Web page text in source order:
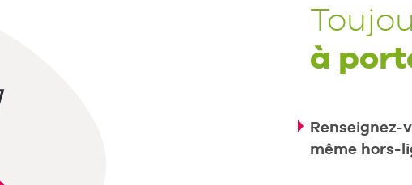
à
Renseignez-
même hors-